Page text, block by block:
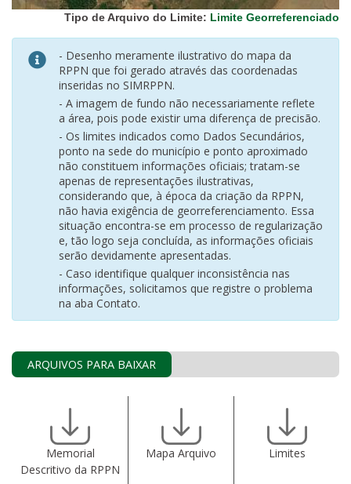
Tipo de Arquivo do Limite: Limite Georreferenciado
- Desenho meramente ilustrativo do mapa da
RPPN que foi gerado através das coordenadas
inseridas no SIMRPPN.
- A imagem de fundo não necessariamente reflete
a área, pois pode existir uma diferença de precisão.
- Os limites indicados como Dados Secundários,
ponto na sede do município e ponto aproximado
não constituem informações oficiais; tratam-se
apenas de representações ilustrativas,
considerando que, à época da criação da RPPN,
não havia exigência de georreferenciamento. Essa
situação encontra-se em processo de regularização
e, tão logo seja concluída, as informações oficiais
serão devidamente apresentadas.
- Caso identifique qualquer inconsistência nas
informações, solicitamos que registre o problema
na aba Contato.
ARQUIVOS PARA BAIXAR
Memorial
Descritivo da RPPN
Mapa Arquivo Limites